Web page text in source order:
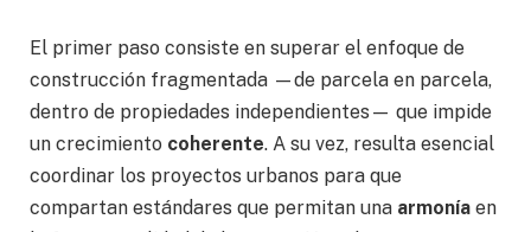
El primer paso consiste en superar el enfoque de
construcción fragmentada —de parcela en parcela,
dentro de propiedades independientes— que impide
un crecimiento coherente. A su vez, resulta esencial
coordinar los proyectos urbanos para que
compartan estándares que permitan una armonía en